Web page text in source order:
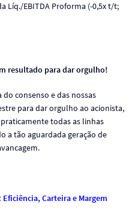
Líq./EBITDA Proforma (-0,5x t/t;
resultado para dar orgulho!
consenso e das nossas
para dar orgulho ao acionista,
todas as linhas
a tão aguardada geração de
Carteira e Margem